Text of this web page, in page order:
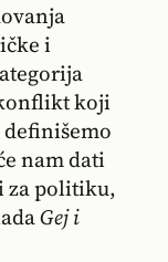
i
koji
nam dati
za politiku,
Gej i